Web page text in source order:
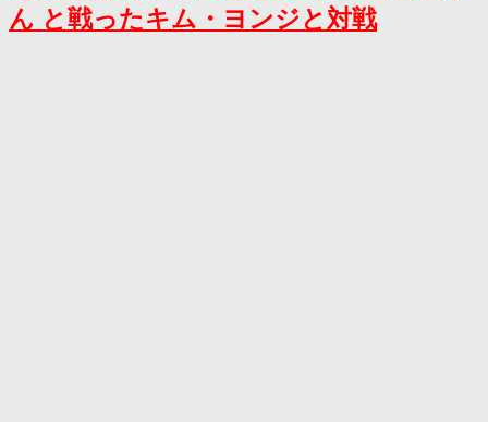
ん と戦ったキム・ヨンジと対戦